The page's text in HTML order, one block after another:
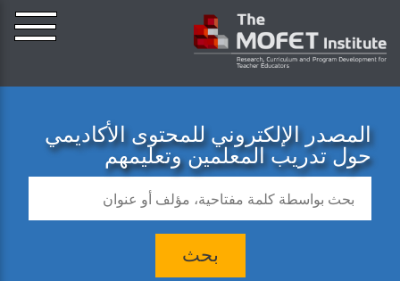
المصدر الإلكتروني للمحتوى الأكاديمي
حول تدريب المعلمين وتعليمهم
بحث